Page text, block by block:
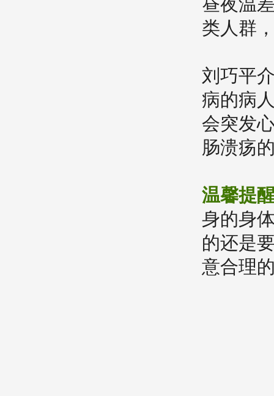
昼夜温
类人群
刘巧平
病的病
会突发
肠溃疡
温馨提
身的身
的还是
意合理